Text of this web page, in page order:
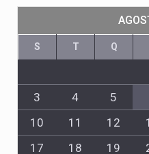
S T Q
3
4 5
10
11 12
17
18 19